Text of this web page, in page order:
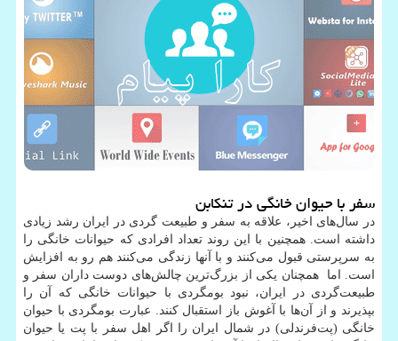
سفر با حیوان خانگی در تنکابن
در سال‌های اخیر، علاقه به سفر و طبیعت گردی در ایران رشد زیادی
داشته است. همچنین با این روند تعداد افرادی که حیوانات خانگی را
به سرپرستی قبول می‌کنند و با آنها زندگی می‌کنند هم رو به افزایش
است. اما همچنان یکی از بزرگ‌ترین چالش‌های دوست داران سفر و
طبیعت‌گردی در ایران، نبود بومگردی با حیوانات خانگی که آن را
بپذیرند و از آن‌ها با آغوش باز استقبال کنند. عبارت بومگردی با حیوان
خانگی (پت‌فرندلی) در شمال ایران را اگر اهل سفر با پت یا حیوان